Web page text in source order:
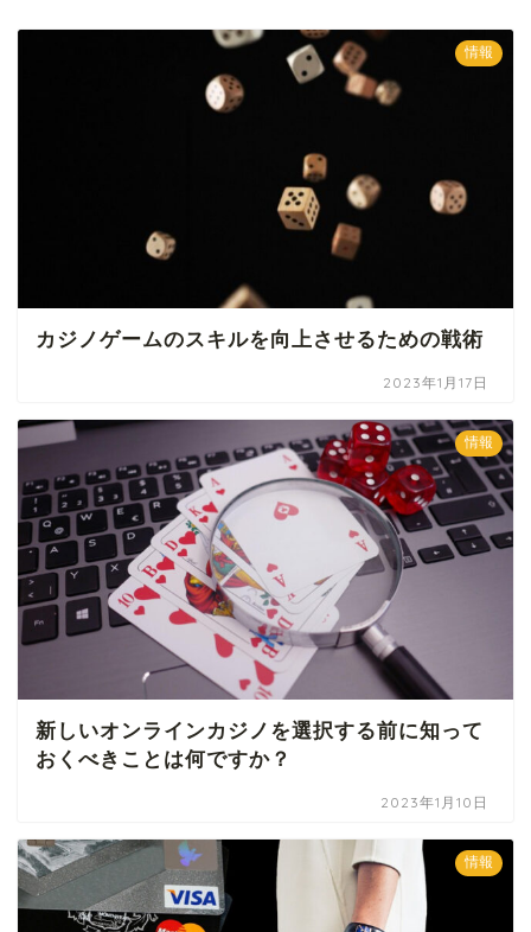
情報
カジノゲームのスキルを向上させるための戦術
2023年1月17日
情報
新しいオンラインカジノを選択する前に知って
おくべきことは何ですか？
2023年1月10日
情報